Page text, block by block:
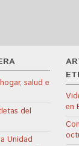
salud e
del
Unidad
en